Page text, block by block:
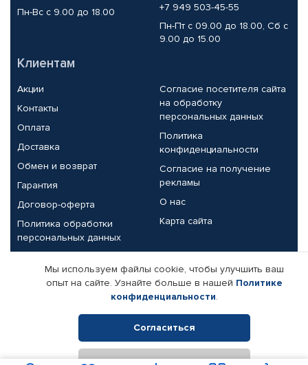
Пн-Вс с 9.00 до 18.00
+7 949 503-45-55
Пн-Пт с 09.00 до 18.00, Сб с
9.00 до 15.00
Клиентам
Акции
Контакты
Оплата
Доставка
Обмен и возврат
Гарантия
Договор-оферта
Политика обработки
персональных данных
Согласие посетителя сайта
на обработку
персональных данных
Политика
конфиденциальности
Согласие на получение
рекламы
О нас
Карта сайта
Партнерам
Корпоративным клиентам
Поставщикам
Реквизиты компании
Мы используем файлы cookie, чтобы улучшить ваш
опыт на сайте. Узнайте больше в нашей Политике
конфиденциальности.
Согласиться
Отклонить